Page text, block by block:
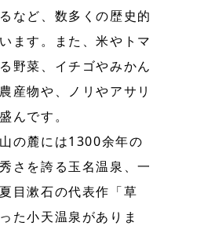
など、数多くの歴史的
ます。また、米やトマ
野菜、イチゴやみかん
産物や、ノリやアサリ
んです。
の麓には1300余年の
さを誇る玉名温泉、一
目漱石の代表作「草
た小天温泉がありま